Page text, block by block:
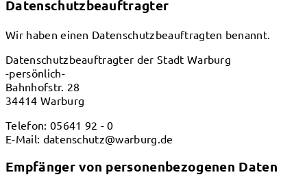
Datenschutz­beauftragter
Wir haben einen Datenschutzbeauftragten benannt.
Datenschutzbeauftragter der Stadt Warburg
-persönlich-
Bahnhofstr. 28
34414 Warburg
Telefon: 05641 92 - 0
E-Mail: datenschutz@warburg.de
Empfänger von personenbezogenen Daten